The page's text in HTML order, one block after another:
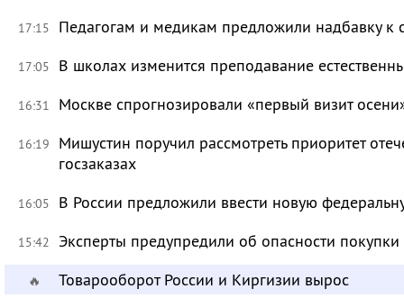
17:15 Педагогам и медикам предложили надбавку к
17:05 В школах изменится преподавание
16:31 Москве спрогнозировали «первый визит
16:19
Мишустин поручил рассмотреть приоритет
госзаказах
16:05 В России предложили ввести новую
15:42 Эксперты предупредили об опасности
🔥 Товарооборот России и Киргизии вырос